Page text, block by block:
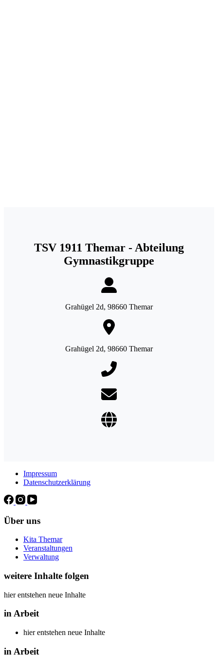
TSV 1911 Themar - Abteilung
Gymnastikgruppe
Grahügel 2d, 98660 Themar
Grahügel 2d, 98660 Themar
Impressum
Datenschutzerklärung
Über uns
Kita Themar
Veranstaltungen
Verwaltung
weitere Inhalte folgen
hier entstehen neue Inhalte
in Arbeit
hier entstehen neue Inhalte
in Arbeit